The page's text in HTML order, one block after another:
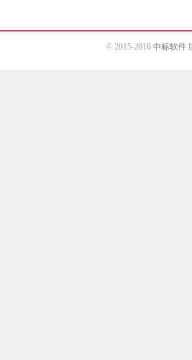
© 2015-2016 中标软件